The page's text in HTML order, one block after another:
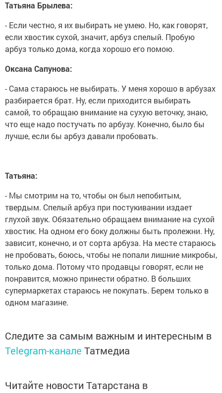
Татьяна Брылева:
- Если честно, я их выбирать не умею. Но, как говорят,
если хвостик сухой, значит, арбуз спелый. Пробую
арбуз только дома, когда хорошо его помою.
Оксана Сапунова:
- Сама стараюсь не выбирать. У меня хорошо в арбузах
разбирается брат. Ну, если приходится выбирать
самой, то обращаю внимание на сухую веточку, знаю,
что еще надо постучать по арбузу. Конечно, было бы
лучше, если бы арбуз давали пробовать.
Татьяна:
- Мы смотрим на то, чтобы он был непобитым,
твердым. Спелый арбуз при постукивании издает
глухой звук. Обязательно обращаем внимание на сухой
хвостик. На одном его боку должны быть пролежни. Ну,
зависит, конечно, и от сорта арбуза. На месте стараюсь
не пробовать, боюсь, чтобы не попали лишние микробы,
только дома. Потому что продавцы говорят, если не
понравится, можно принести обратно. В больших
супермаркетах стараюсь не покупать. Берем только в
одном магазине.
Следите за самым важным и интересным в
Telegram-канале Татмедиа
Читайте новости Татарстана в